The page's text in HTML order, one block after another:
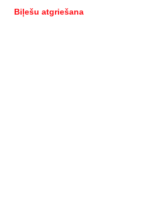
Biļešu atgriešana